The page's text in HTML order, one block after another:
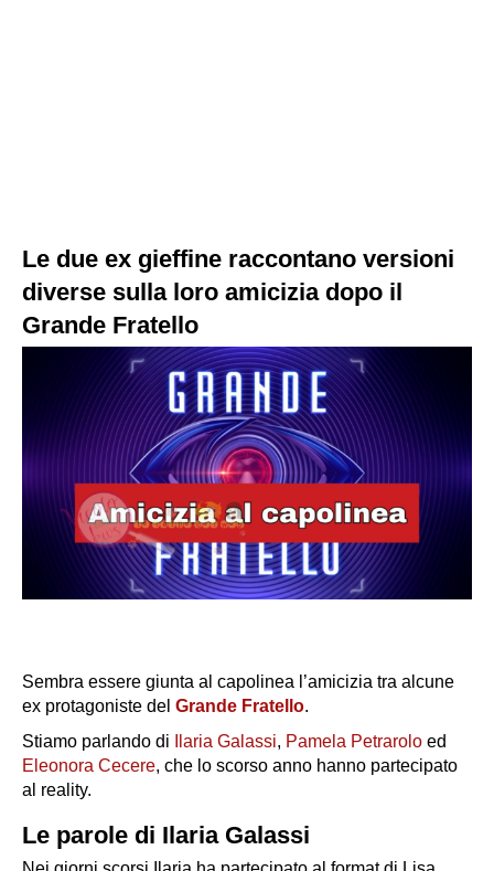
Le due ex gieffine raccontano versioni
diverse sulla loro amicizia dopo il
Grande Fratello
Sembra essere giunta al capolinea l’amicizia tra alcune
ex protagoniste del Grande Fratello.
Stiamo parlando di
Ilaria Galassi, Pamela Petrarolo ed
Eleonora Cecere, che lo scorso anno hanno partecipato
al reality.
Le parole di Ilaria Galassi